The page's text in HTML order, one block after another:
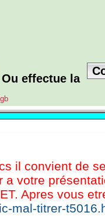
Ou effectue la
il convient de
votre
Apres vous
mal-titrer-